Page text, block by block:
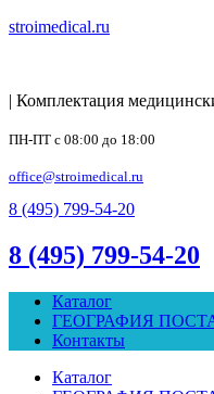
stroimedical.ru
| Комплектация
ПН-ПТ с 08:00 до 18:00
office@stroimedical.ru
8 (495) 799-54-20
8 (495) 799-54-20
Каталог
ГЕОГРАФИЯ
Контакты
Каталог